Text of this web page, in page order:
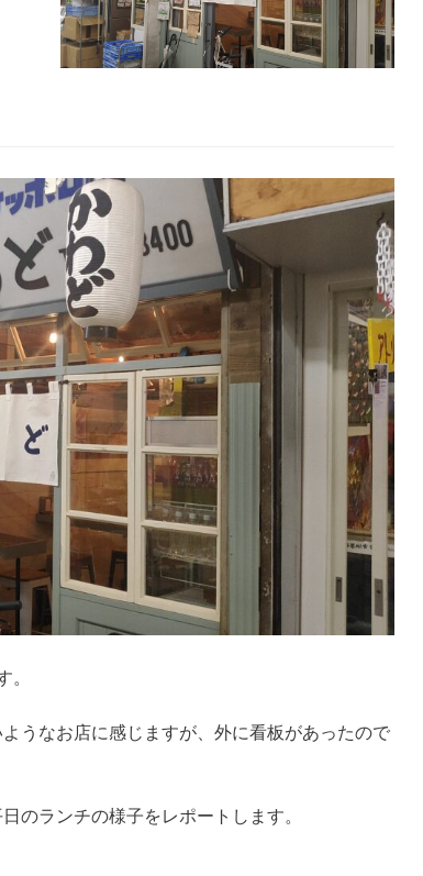
。
うなお店に感じますが、外に看板があったので
のランチの様子をレポートします。